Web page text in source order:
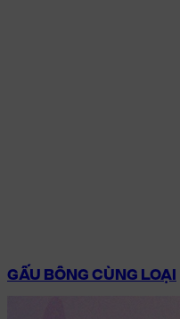
GẤU BÔNG CÙNG LOẠI